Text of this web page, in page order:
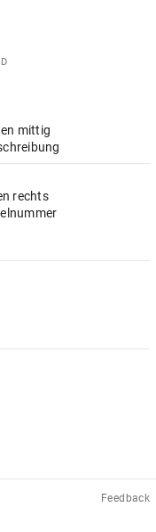
mittig
rechts
Feedback